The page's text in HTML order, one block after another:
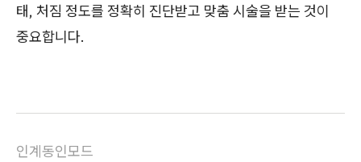
태, 처짐 정도를 정확히 진단받고 맞춤 시술을 받는 것이
중요합니다.
인계동인모드